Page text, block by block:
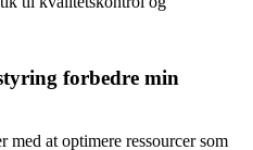
forbedre min
at optimere ressourcer som